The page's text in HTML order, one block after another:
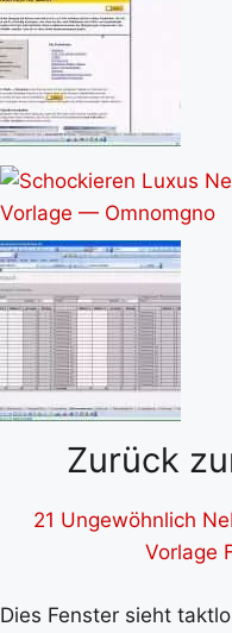
Zurück
21 Ungewöhnlich
Vorlage
Dies Fenster sieht